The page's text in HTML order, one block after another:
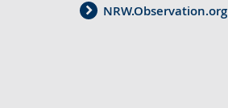
NRW.Observation.org